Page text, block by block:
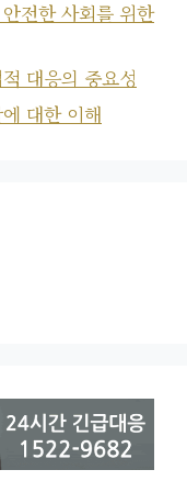
전한 사회를 위한
대응의 중요성
대한 이해